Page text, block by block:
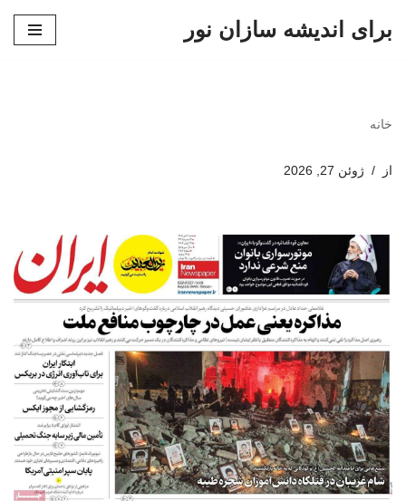
برای اندیشه سازان نور
خانه
از ژوئن 27, 2026